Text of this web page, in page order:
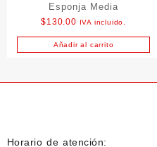
Esponja Media
$130.00 IVA incluido.
Añadir al carrito
Horario de atención: